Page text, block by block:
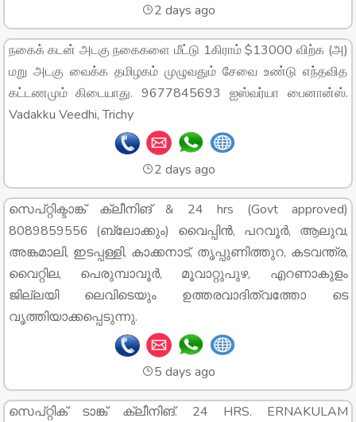
2 days ago
நகைக் கடன் அடகு நகைகளை மீட்டு 1கிராம் $13000 விற்க (அ)
மறு அடகு வைக்க தமிழகம் முழுவதும் சேவை உண்டு எந்தவித
கட்டணமும் கிடையாது. 9677845693 ஐஸ்வர்யா பைனான்ஸ்.
Vadakku Veedhi, Trichy
2 days ago
സെപ്റ്റിക്ടാങ്ക് ക്ലീനിങ് & 24 hrs (Govt approved)
8089859556 (ബ്ലോക്കും) വൈപ്പിൻ, പറവൂർ, ആലുവ,
അങ്കമാലി, ഇടപ്പള്ളി, കാക്കനാട്, തൃപ്പുണിത്തുറ, കടവന്ത്ര,
വൈറ്റില, പെരുമ്പാവൂർ, മൂവാറ്റുപുഴ, എറണാകുളം
ജില്ലയി ലെവിടെയും ഉത്തരവാദിത്വത്തോ ടെ
വൃത്തിയാക്കപ്പെടുന്നു.
5 days ago
സെപ്റ്റിക് ടാങ്ക് ക്ലീനിങ്. 24 HRS. ERNAKULAM